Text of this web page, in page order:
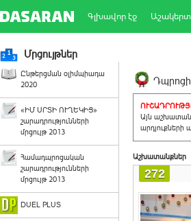
Գլխավոր էջ
Մրցույթներ
Ընթերցման օլիմպիադա
2020
«ԻՄ ՍՐՏԻ ՈՒՂԵԿԻՑ»
շարադրությունների
մրցույթ 2013
Համադպրոցական
շարադրությունների
մրցույթ 2013
DUEL PLUS
Այն
արդյուքների
Աշխատանքներ
272